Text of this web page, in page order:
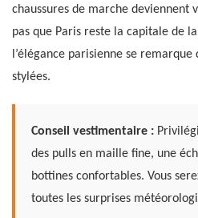
chaussures de marche deviennent
pas que Paris reste la capitale de
l’élégance parisienne se remarque
stylées.
Conseil vestimentaire :
des pulls en maille fine, une
bottines confortables. Vous
toutes les surprises